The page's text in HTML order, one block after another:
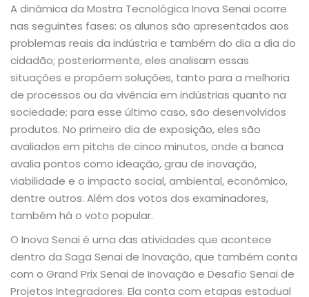
A dinâmica da Mostra Tecnológica Inova Senai ocorre
nas seguintes fases: os alunos são apresentados aos
problemas reais da indústria e também do dia a dia do
cidadão; posteriormente, eles analisam essas
situações e propõem soluções, tanto para a melhoria
de processos ou da vivência em indústrias quanto na
sociedade; para esse último caso, são desenvolvidos
produtos. No primeiro dia de exposição, eles são
avaliados em pitchs de cinco minutos, onde a banca
avalia pontos como ideação, grau de inovação,
viabilidade e o impacto social, ambiental, econômico,
dentre outros. Além dos votos dos examinadores,
também há o voto popular.
O Inova Senai é uma das atividades que acontece
dentro da Saga Senai de Inovação, que também conta
com o Grand Prix Senai de Inovação e Desafio Senai de
Projetos Integradores. Ela conta com etapas estadual